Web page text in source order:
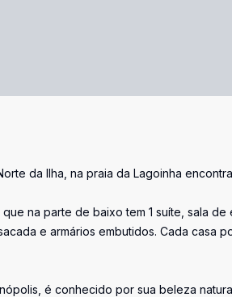
da Ilha, na praia da Lagoinha
na parte de baixo tem 1 suíte, sala de
e armários embutidos. Cada casa
é conhecido por sua beleza